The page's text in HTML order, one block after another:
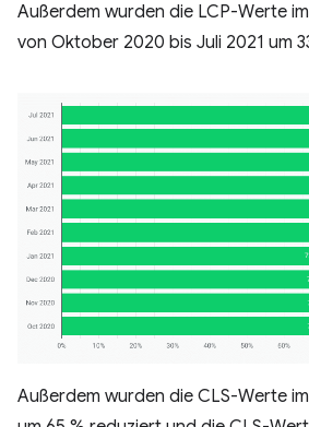
Außerdem wurden die LCP-Werte
von Oktober 2020 bis Juli 2021 um
Außerdem wurden die CLS-Werte